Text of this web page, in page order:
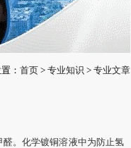
： 首页 > 专业知识 > 专业文章
。化学镀铜溶液中为防止氢